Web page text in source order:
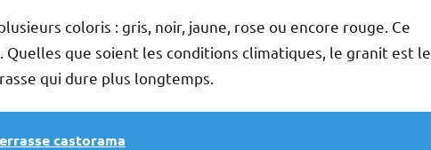
coloris : gris, noir, jaune, rose ou encore rouge. Ce
que soient les conditions climatiques, le granit est le
qui dure plus longtemps.
castorama